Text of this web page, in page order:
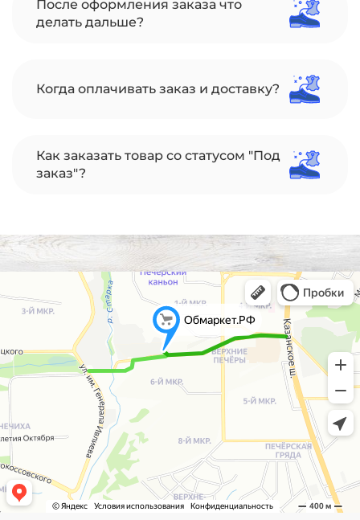
После оформления заказа что
делать дальше?
Когда оплачивать заказ и доставку?
Как заказать товар со статусом "Под
заказ"?